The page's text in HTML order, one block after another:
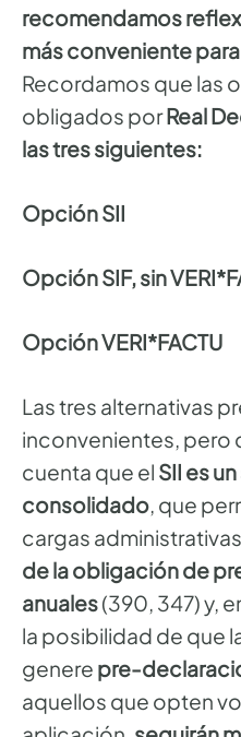
recomendamos
más conveniente
Recordamos que las
obligados porReal
las tres siguientes:
Opción SII
Opción SIF, sin
Opción VERI*FACTU
Las tres alternativas
inconvenientes, pero
cuenta que el SII es
consolidado , que
cargas
de la obligación de
anuales(390, 347) y,
la posibilidad de que
genere pre-
aquellos que opten